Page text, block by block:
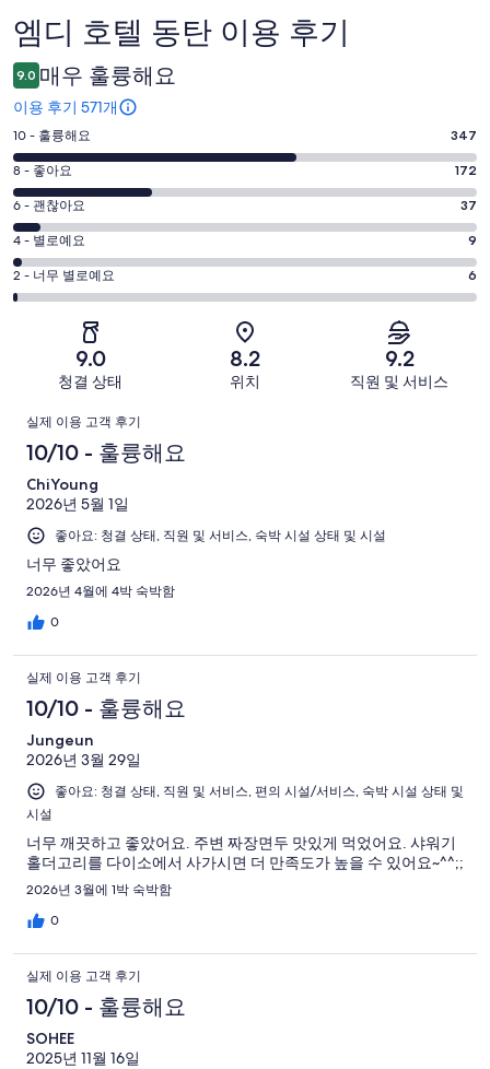
이
용
후
기
엠디 호텔 동탄 이용 후기
9.0 매우 훌륭해요
이용 후기 571개
평
점
10
-
훌
륭
해
요.
후
기
347
개
10 - 훌륭해요 347
평
점
8
-
좋
아
후
중
172
개
8 - 좋아요 172
평
점
6
-
괜
개
이
후
기
중
37
개
6 - 괜찮아요 37
평
점
4
571
개
이
용
후
중
개
4 - 별로예요 9
평
점
별
로
요.
571
개
이
용
기
중
개
2 - 너무 별로예요 6
9.0
청결 상태
8.2
위치
9.2
직원 및 서비스
이
용
후
기
실제 이용 고객 후기
10/10 - 훌륭해요
ChiYoung
2026년 5월 1일
좋아요: 청결 상태, 직원 및 서비스, 숙박 시설 상태 및 시설
너무 좋았어요
2026년 4월에 4박 숙박함
0
실제 이용 고객 후기
10/10 - 훌륭해요
Jungeun
2026년 3월 29일
좋아요: 청결 상태, 직원 및 서비스, 편의 시설/서비스, 숙박 시설 상태 및
시설
너무 깨끗하고 좋았어요. 주변 짜장면두 맛있게 먹었어요. 샤워기
홀더고리를 다이소에서 사가시면 더 만족도가 높을 수 있어요~^^;;
2026년 3월에 1박 숙박함
0
실제 이용 고객 후기
10/10 - 훌륭해요
SOHEE
2025년 11월 16일